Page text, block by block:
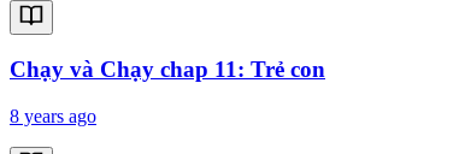
Chạy và Chạy chap 11: Trẻ con
8 years ago